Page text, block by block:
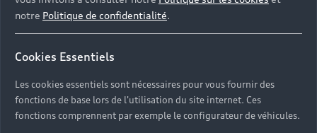
notre Politique de confidentialité.
Cookies Essentiels
Les cookies essentiels sont nécessaires pour vous fournir des
fonctions de base lors de l'utilisation du site internet. Ces
fonctions comprennent par exemple le configurateur de véhicules.